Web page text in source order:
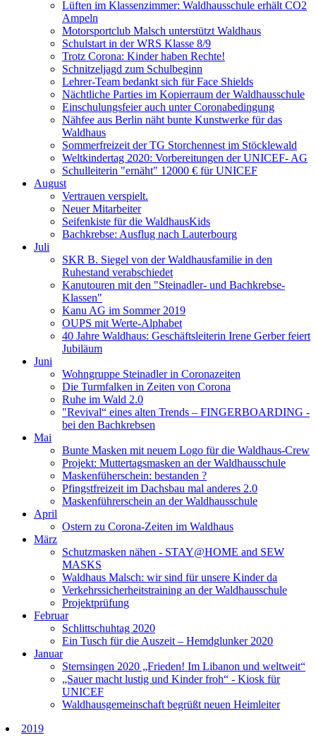
Lüften im Klassenzimmer: Waldhausschule erhält CO2
Ampeln
Motorsportclub Malsch unterstützt Waldhaus
Schulstart in der WRS Klasse 8/9
Trotz Corona: Kinder haben Rechte!
Schnitzeljagd zum Schulbeginn
Lehrer-Team bedankt sich für Face Shields
Nächtliche Parties im Kopierraum der Waldhausschule
Einschulungsfeier auch unter Coronabedingung
Nähfee aus Berlin näht bunte Kunstwerke für das
Waldhaus
Sommerfreizeit der TG Storchennest im Stöcklewald
Weltkindertag 2020: Vorbereitungen der UNICEF- AG
Schulleiterin "ernäht" 12000 € für UNICEF
August
Vertrauen verspielt.
Neuer Mitarbeiter
Seifenkiste für die WaldhausKids
Bachkrebse: Ausflug nach Lauterbourg
Juli
SKR B. Siegel von der Waldhausfamilie in den
Ruhestand verabschiedet
Kanutouren mit den "Steinadler- und Bachkrebse-
Klassen"
Kanu AG im Sommer 2019
OUPS mit Werte-Alphabet
40 Jahre Waldhaus: Geschäftsleiterin Irene Gerber feiert
Jubiläum
Juni
Wohngruppe Steinadler in Coronazeiten
Die Turmfalken in Zeiten von Corona
Ruhe im Wald 2.0
"Revival“ eines alten Trends – FINGERBOARDING -
bei den Bachkrebsen
Mai
Bunte Masken mit neuem Logo für die Waldhaus-Crew
Projekt: Muttertagsmasken an der Waldhausschule
Maskenfüherschein: bestanden ?
Pfingstfreizeit im Dachsbau mal anderes 2.0
Maskenführerschein an der Waldhausschule
April
Ostern zu Corona-Zeiten im Waldhaus
März
Schutzmasken nähen - STAY@HOME and SEW
MASKS
Waldhaus Malsch: wir sind für unsere Kinder da
Verkehrssicherheitstraining an der Waldhausschule
Projektprüfung
Februar
Schlittschuhtag 2020
Ein Tusch für die Auszeit – Hemdglunker 2020
Januar
Sternsingen 2020 „Frieden! Im Libanon und weltweit“
„Sauer macht lustig und Kinder froh“ - Kiosk für
UNICEF
Waldhausgemeinschaft begrüßt neuen Heimleiter
2019